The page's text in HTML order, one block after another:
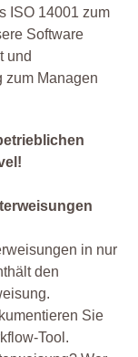
ISO 14001 zum
Software
und
zum Managen
in nur
den
Sie
Tool.